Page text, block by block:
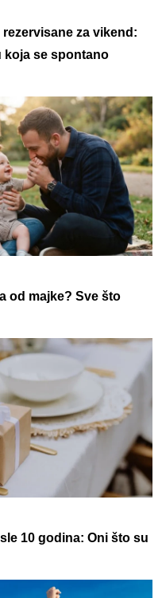
za vikend:
koja se spontano
od majke? Sve što
10 godina: Oni što su